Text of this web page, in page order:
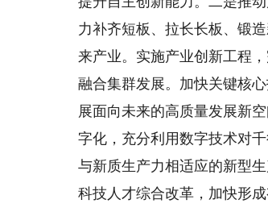
力补齐短板、拉长长板、锻
来产业。实施产业创新工程
融合集群发展。加快关键核
展面向未来的高质量发展新
字化，充分利用数字技术对
与新质生产力相适应的新型
科技人才综合改革，加快形